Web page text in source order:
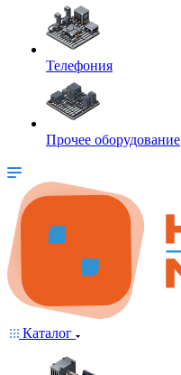
Телефония
Прочее оборудование
Каталог